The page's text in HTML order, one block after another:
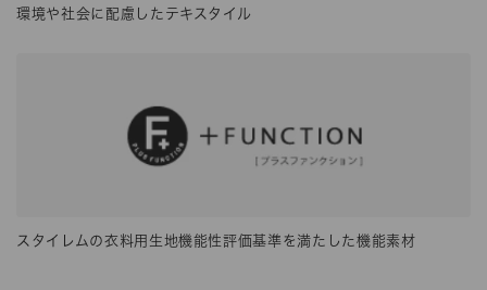
環境や社会に配慮したテキスタイル
スタイレムの衣料用生地機能性評価基準を満たした機能素材